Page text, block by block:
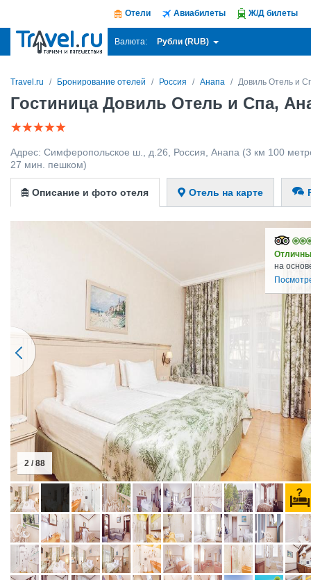
Отели Авиабилеты Ж/Д билеты
Валюта: Рубли (RUB)
Travel.ru Бронирование отелей Россия Анапа Довиль Отель и
Гостиница Довиль Отель и Спа,
Адрес: Симферопольское ш., д.26 Россия Анапа (3 км 100
27 мин. пешком)
Описание и фото отеля Отель на карте
на
2 / 88